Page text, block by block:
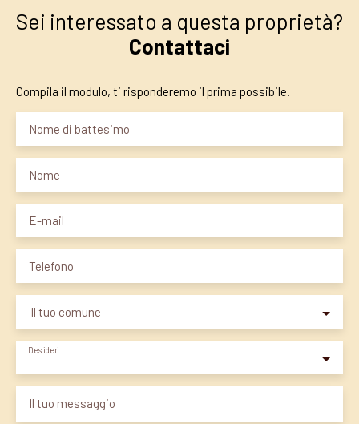
Sei interessato a questa proprietà?
Contattaci
Compila il modulo, ti risponderemo il prima possibile.
Nome di battesimo
Nome
E-mail
Telefono
Il tuo comune
-
Desideri
Il tuo messaggio